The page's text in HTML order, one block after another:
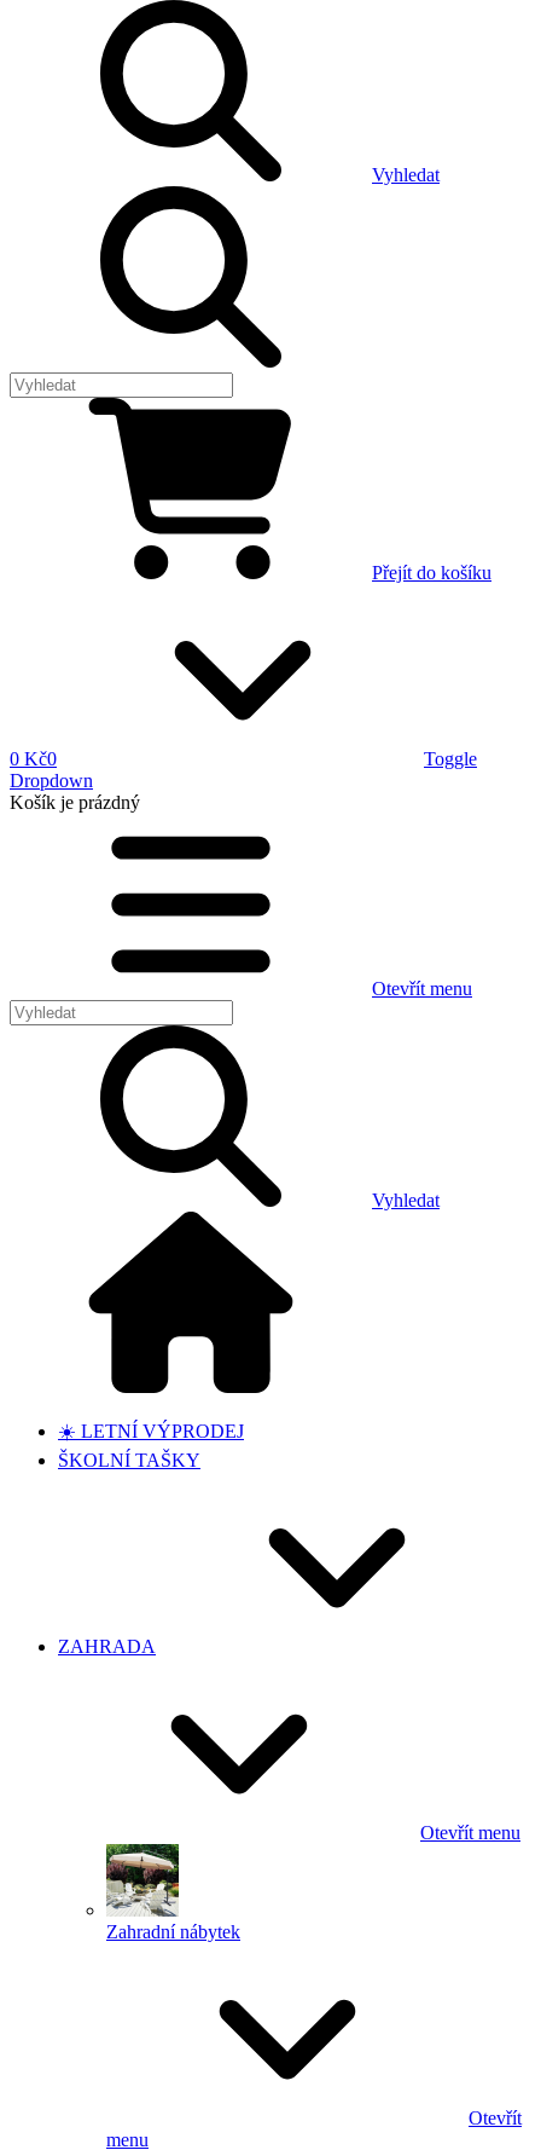
Vyhledat
Přejít do košíku
0 Kč0
Toggle
Dropdown
Košík je prázdný
Otevřít menu
Vyhledat
☀️ LETNÍ VÝPRODEJ
ŠKOLNÍ TAŠKY
ZAHRADA
Otevřít menu
Zahradní nábytek
Otevřít
menu